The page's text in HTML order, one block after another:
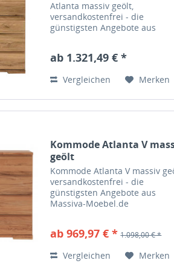
Atlanta massiv geölt,
versandkostenfrei - die
günstigsten Angebote aus
ab 1.321,49 € *
Vergleichen Merken
Kommode Atlanta V
geölt
Kommode Atlanta V massiv
versandkostenfrei - die
günstigsten Angebote aus
Massiva-Moebel.de
ab 969,97 € * 1.098,00 € *
Vergleichen Merken